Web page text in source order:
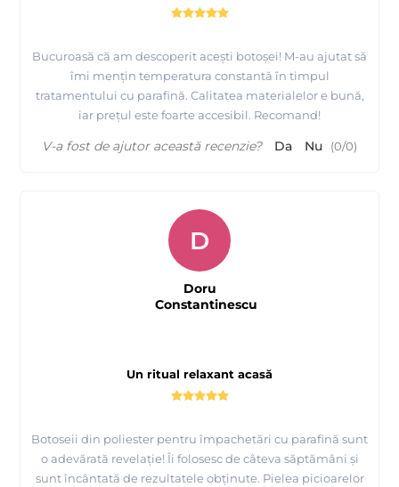
Bucuroasă că am descoperit acești botoșei! M-au ajutat să
îmi mențin temperatura constantă în timpul
tratamentului cu parafină. Calitatea materialelor e bună,
iar prețul este foarte accesibil. Recomand!
V-a fost de ajutor această recenzie? Da Nu (0/0)
Un ritual relaxant acasă
Botoseii din poliester pentru împachetări cu parafină sunt
o adevărată revelație! Îi folosesc de câteva săptămâni și
sunt încântată de rezultatele obținute. Pielea picioarelor
D
Doru
Constantinescu